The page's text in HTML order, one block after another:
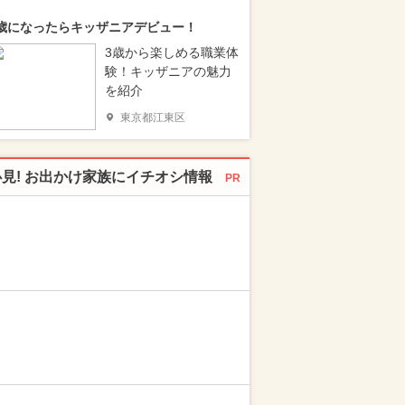
になったらキッザニアデビュー！
3歳から楽しめる職業体
験！キッザニアの魅力
を紹介
東京都江東区
! お出かけ家族にイチオシ情報 PR